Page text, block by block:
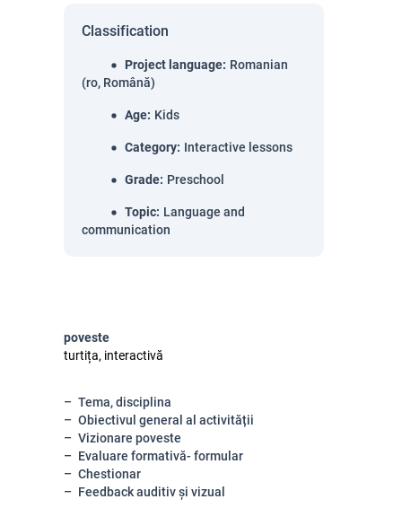
Classification
Project language: Romanian
(ro, Română)
Age: Kids
Category: Interactive lessons
Grade: Preschool
Topic: Language and
communication
poveste
turtița, interactivă
Tema, disciplina
Obiectivul general al activității
Vizionare poveste
Evaluare formativă- formular
Chestionar
Feedback auditiv și vizual